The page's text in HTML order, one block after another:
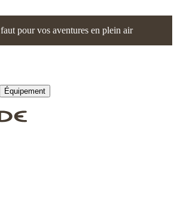
pour vos aventures en plein air
Équipement